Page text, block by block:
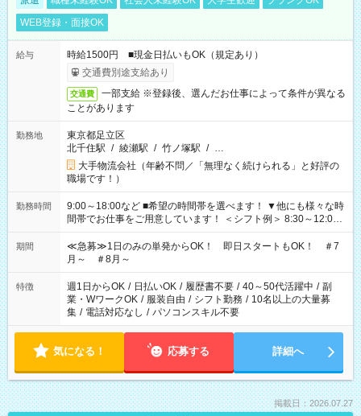
WEB登録・面接OK
給与
時給1500円 ■現金日払いもOK（規定あり）
交通費別途支給あり
交通費
一部支給 ※登録後、選んだお仕事によって条件が異なる
ことがあります
勤務地
東京都足立区
北千住駅 / 綾瀬駅 / 竹ノ塚駅 / …
大手物流会社（年齢不問／「無理なく続けられる」と好評の
職場です！）
勤務時間
9:00～18:00など ■希望の時間帯を選べます！ ▼他にも様々な時
間帯でお仕事をご用意しています！ ＜シフト例＞ 8:30～12:00
17:00～22:00 13:00～22:00 22:00～翌6:00 など
期間
≪急募≫1日のみの単発からOK！ 即日スタートもOK！ ＃7
月～ ＃8月～
特徴 週1日からOK / 日払いOK / 履歴書不要 / 40～50代活躍中 / 副
業・WワークOK / 服装自由 / シフト勤務 / 10名以上の大量募
集 / 電話対応なし / パソコンスキル不要
気になる！ 応募する 詳細へ
掲載日：2026.07.27